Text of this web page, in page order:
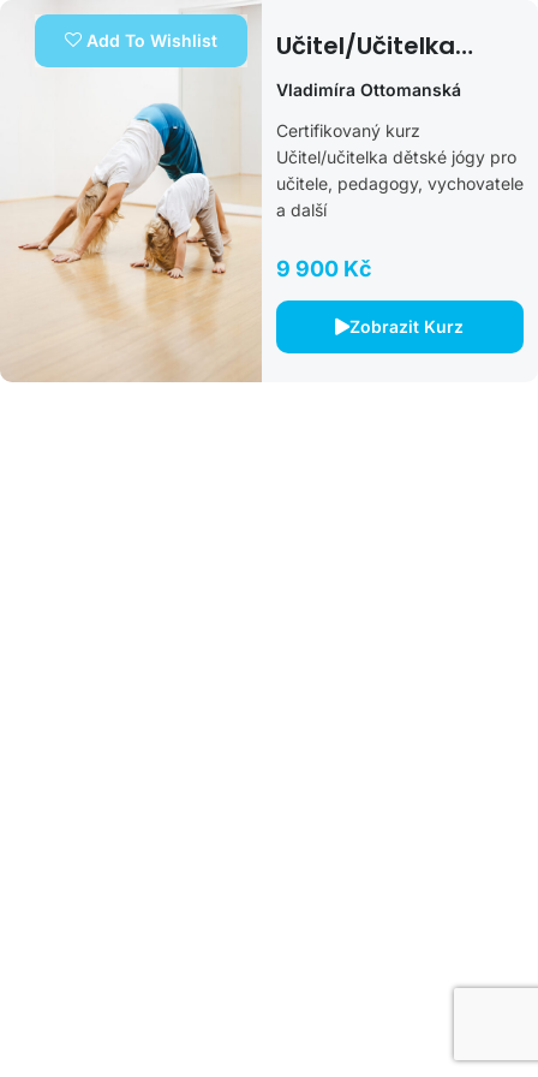
Add To Wishlist
Učitel/učitelka
Dětské Jógy – Léto
Vladimíra Ottomanská
Certifikovaný kurz
Učitel/učitelka dětské jógy pro
učitele, pedagogy, vychovatele
a další
9 900 Kč
Zobrazit Kurz